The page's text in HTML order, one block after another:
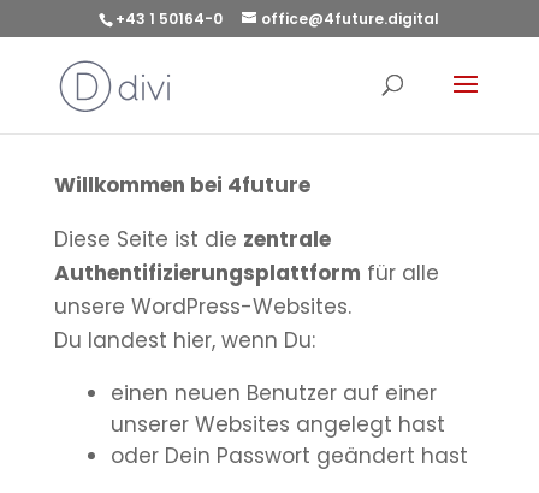
+43 1 50164-0 office@4future.digital
Willkommen bei 4future
Diese Seite ist die zentrale
Authentifizierungsplattform für alle
unsere WordPress-Websites.
Du landest hier, wenn Du:
einen neuen Benutzer auf einer
unserer Websites angelegt hast
oder Dein Passwort geändert hast